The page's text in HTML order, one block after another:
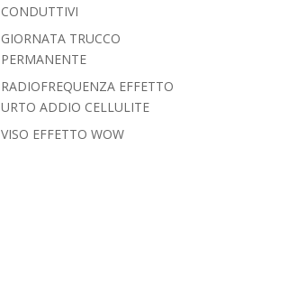
CONDUTTIVI
GIORNATA TRUCCO
PERMANENTE
RADIOFREQUENZA EFFETTO
URTO ADDIO CELLULITE
VISO EFFETTO WOW